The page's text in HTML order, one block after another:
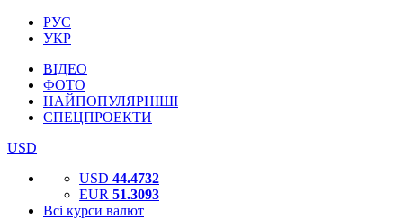
РУС
УКР
ВІДЕО
ФОТО
НАЙПОПУЛЯРНІШІ
СПЕЦПРОЕКТИ
USD
USD 44.4732
EUR 51.3093
Всі курси валют